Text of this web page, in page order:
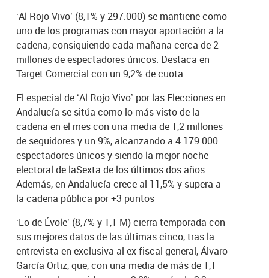
‘Al Rojo Vivo’ (8,1% y 297.000) se mantiene como
uno de los programas con mayor aportación a la
cadena, consiguiendo cada mañana cerca de 2
millones de espectadores únicos. Destaca en
Target Comercial con un 9,2% de cuota
El especial de ‘Al Rojo Vivo’ por las Elecciones en
Andalucía se sitúa como lo más visto de la
cadena en el mes con una media de 1,2 millones
de seguidores y un 9%, alcanzando a 4.179.000
espectadores únicos y siendo la mejor noche
electoral de laSexta de los últimos dos años.
Además, en Andalucía crece al 11,5% y supera a
la cadena pública por +3 puntos
‘Lo de Évole’ (8,7% y 1,1 M) cierra temporada con
sus mejores datos de las últimas cinco, tras la
entrevista en exclusiva al ex fiscal general, Álvaro
García Ortiz, que, con una media de más de 1,1